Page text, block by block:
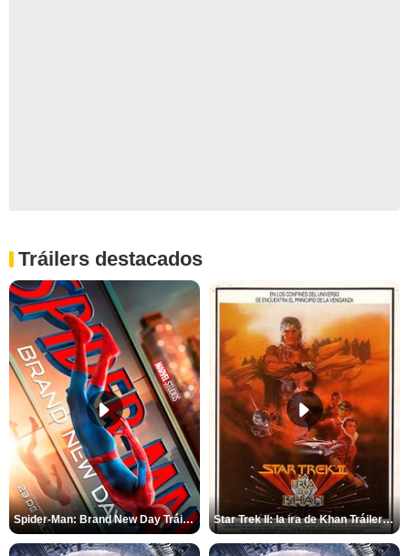
Tráilers destacados
Spider-Man: Brand New Day Tráiler (3) Star Trek II: la ira de Khan Tráiler VO